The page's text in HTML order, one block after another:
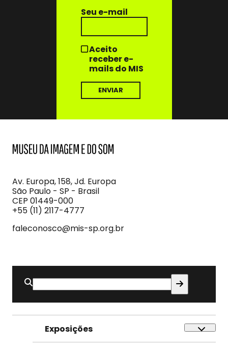
Seu e-mail
Aceito
receber e-
mails do MIS
Imagem
e
do
Som
Av. Europa, 158, Jd. Europa
São Paulo - SP - Brasil
CEP 01449-000
+55 (11) 2117-4777
faleconosco@mis-sp.org.br
Buscar
por:
Exposições